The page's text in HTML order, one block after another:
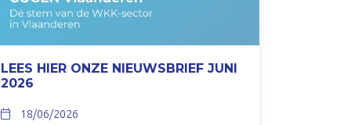
LEES HIER ONZE NIEUWSBRIEF JUNI
2026
18/06/2026